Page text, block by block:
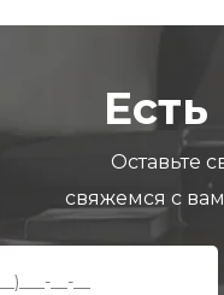
Оставьте
свяжемся с